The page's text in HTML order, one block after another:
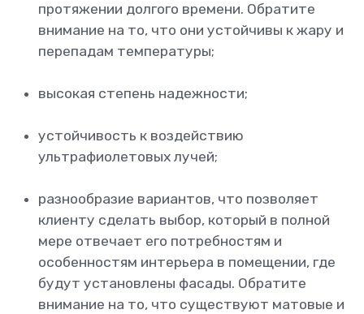
протяжении долгого времени. Обратите
внимание на то, что они устойчивы к жару и
перепадам температуры;
высокая степень надежности;
устойчивость к воздействию
ультрафиолетовых лучей;
разнообразие вариантов, что позволяет
клиенту сделать выбор, который в полной
мере отвечает его потребностям и
особенностям интерьера в помещении, где
будут установлены фасады. Обратите
внимание на то, что существуют матовые и